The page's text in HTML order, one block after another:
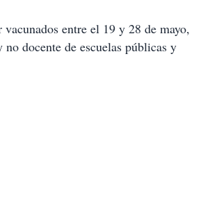
entre el 19 y 28 de mayo,
docente de escuelas públicas y